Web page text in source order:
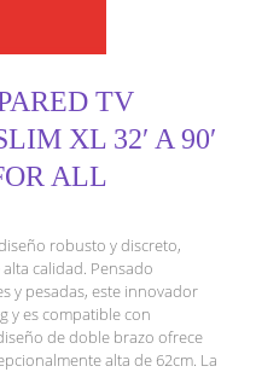
TV
XL 32′ A 90′
ALL
robusto y discreto,
calidad. Pensado
y pesadas, este innovador
y es compatible con
de doble brazo ofrece
alta de 62cm. La